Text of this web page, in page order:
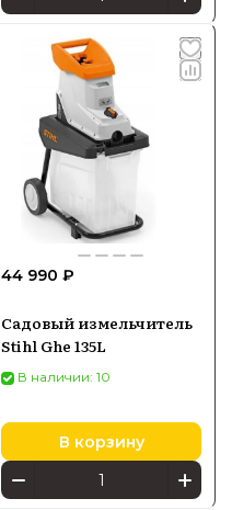
44 990 ₽
Садовый измельчитель
Stihl Ghe 135L
В наличии: 10
В корзину